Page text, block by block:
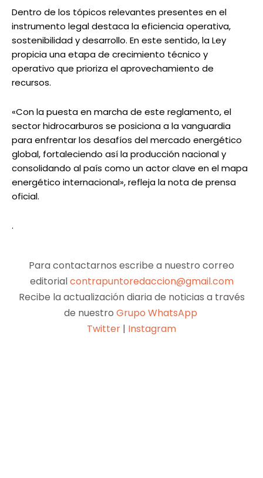
Dentro de los tópicos relevantes presentes en el
instrumento legal destaca la eficiencia operativa,
sostenibilidad y desarrollo. En este sentido, la Ley
propicia una etapa de crecimiento técnico y
operativo que prioriza el aprovechamiento de
recursos.
«Con la puesta en marcha de este reglamento, el
sector hidrocarburos se posiciona a la vanguardia
para enfrentar los desafíos del mercado energético
global, fortaleciendo así la producción nacional y
consolidando al país como un actor clave en el mapa
energético internacional», refleja la nota de prensa
oficial.
.
Para contactarnos escribe a nuestro correo
editorialcontrapuntoredaccion@gmail.com
Recibe la actualización diaria de noticias a través
de nuestro Grupo WhatsApp
Twitter | Instagram